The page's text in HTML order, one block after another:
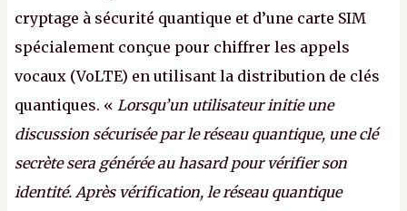
cryptage à sécurité quantique et d’une carte SIM
spécialement conçue pour chiffrer les appels
vocaux (VoLTE) en utilisant la distribution de clés
quantiques. « Lorsqu’un utilisateur initie une
discussion sécurisée par le réseau quantique, une clé
secrète sera générée au hasard pour vérifier son
identité. Après vérification, le réseau quantique